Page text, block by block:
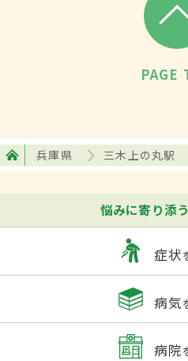
PAGE
兵庫県 三木上の丸駅
悩みに寄り添
症状
病気
病院